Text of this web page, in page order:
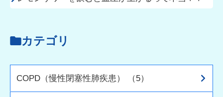
カテゴリ
COPD（慢性閉塞性肺疾患） （5）